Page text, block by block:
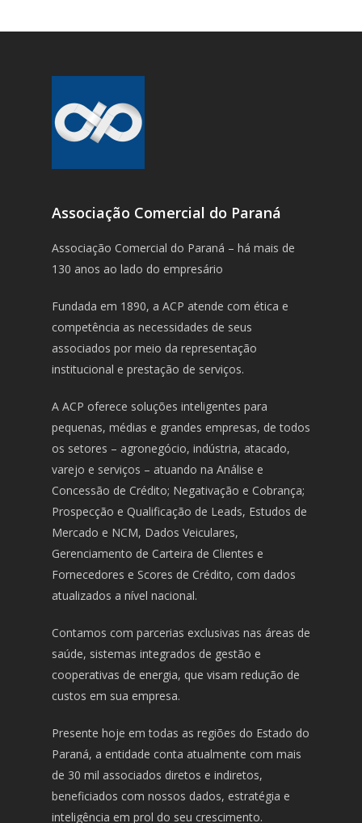
Associação Comercial do Paraná
Associação Comercial do Paraná – há mais de
130 anos ao lado do empresário
Fundada em 1890, a ACP atende com ética e
competência as necessidades de seus
associados por meio da representação
institucional e prestação de serviços.
A ACP oferece soluções inteligentes para
pequenas, médias e grandes empresas, de todos
os setores – agronegócio, indústria, atacado,
varejo e serviços – atuando na Análise e
Concessão de Crédito; Negativação e Cobrança;
Prospecção e Qualificação de Leads, Estudos de
Mercado e NCM, Dados Veiculares,
Gerenciamento de Carteira de Clientes e
Fornecedores e Scores de Crédito, com dados
atualizados a nível nacional.
Contamos com parcerias exclusivas nas áreas de
saúde, sistemas integrados de gestão e
cooperativas de energia, que visam redução de
custos em sua empresa.
Presente hoje em todas as regiões do Estado do
Paraná, a entidade conta atualmente com mais
de 30 mil associados diretos e indiretos,
beneficiados com nossos dados, estratégia e
inteligência em prol do seu crescimento.